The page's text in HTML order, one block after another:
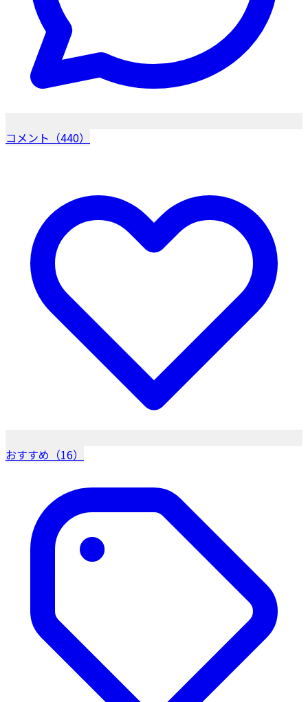
コメント（440）
おすすめ（16）